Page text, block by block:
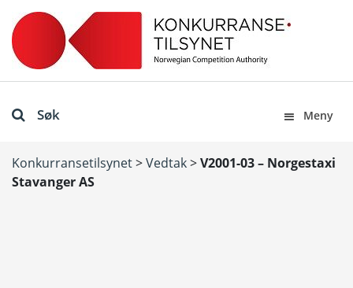
Søk Meny
Konkurransetilsynet>Vedtak>V2001-03 – Norgestaxi
Stavanger AS